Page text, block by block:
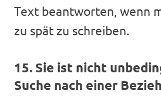
Text beantworten, wenn
zu spät zu schreiben.
15. Sie ist nicht
Suche nach einer